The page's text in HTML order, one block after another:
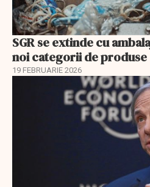
SGR se extinde cu
noi categorii de produse
19 FEBRUARIE 2026